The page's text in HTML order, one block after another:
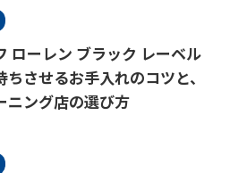
ローレン ブラック レーベル
ちさせるお手入れのコツと、
ニング店の選び方